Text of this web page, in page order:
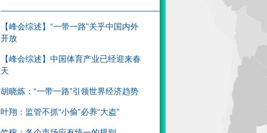
【峰会综述】“一带一路”关乎中国内外
开放
【峰会综述】中国体育产业已经迎来春
天
胡晓炼：“一带一路”引领世界经济趋势
叶翔：监管不抓“小偷”必养“大盗”